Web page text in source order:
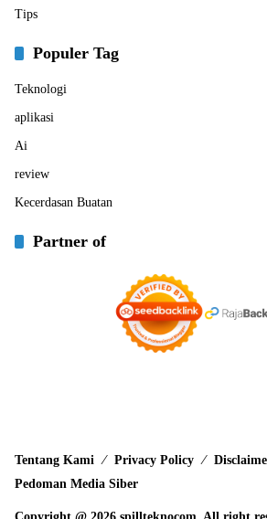
Tips
Populer Tag
Teknologi
aplikasi
Ai
review
Kecerdasan Buatan
Partner of
Tentang Kami Privacy Policy
Pedoman Media Siber